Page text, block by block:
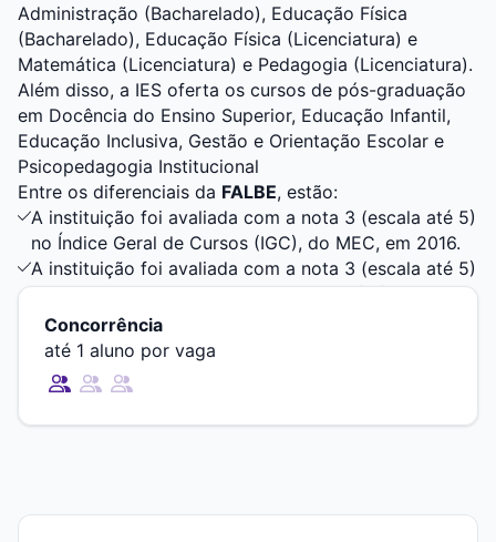
Administração (Bacharelado), Educação Física
(Bacharelado), Educação Física (Licenciatura) e
Matemática (Licenciatura) e Pedagogia (Licenciatura).
Além disso, a IES oferta os cursos de pós-graduação
em Docência do Ensino Superior, Educação Infantil,
Educação Inclusiva, Gestão e Orientação Escolar e
Psicopedagogia Institucional
Entre os diferenciais da FALBE, estão:
A instituição foi avaliada com a nota 3 (escala até 5)
no Índice Geral de Cursos (IGC), do MEC, em 2016.
A instituição foi avaliada com a nota 3 (escala até 5)
no indicador de Conceito Institucional (CI), do MEC,
em 2016.
A instituição de ensino é credenciada no Ministério
da Educação (MEC) desde 2001.
Concorrência
até 1 aluno por vaga